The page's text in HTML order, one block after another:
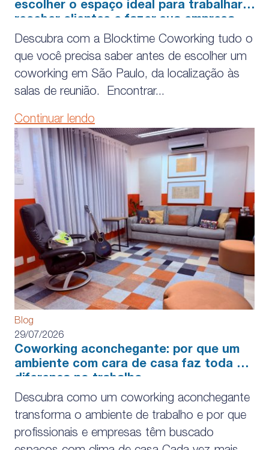
escolher o espaço ideal para trabalhar,
receber clientes e fazer sua empresa
crescer
Descubra com a Blocktime Coworking tudo o
que você precisa saber antes de escolher um
coworking em São Paulo, da localização às
salas de reunião. Encontrar...
Continuar lendo
Blog
29/07/2026
Coworking aconchegante: por que um
ambiente com cara de casa faz toda a
diferença no trabalho
Descubra como um coworking aconchegante
transforma o ambiente de trabalho e por que
profissionais e empresas têm buscado